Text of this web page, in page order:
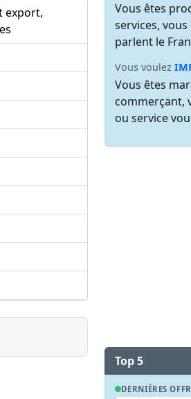
export,
Vous êtes
services,
parlent le
Vous voulez
Vous êtes
commerçant,
ou service
Top 5
DERNIÈRES